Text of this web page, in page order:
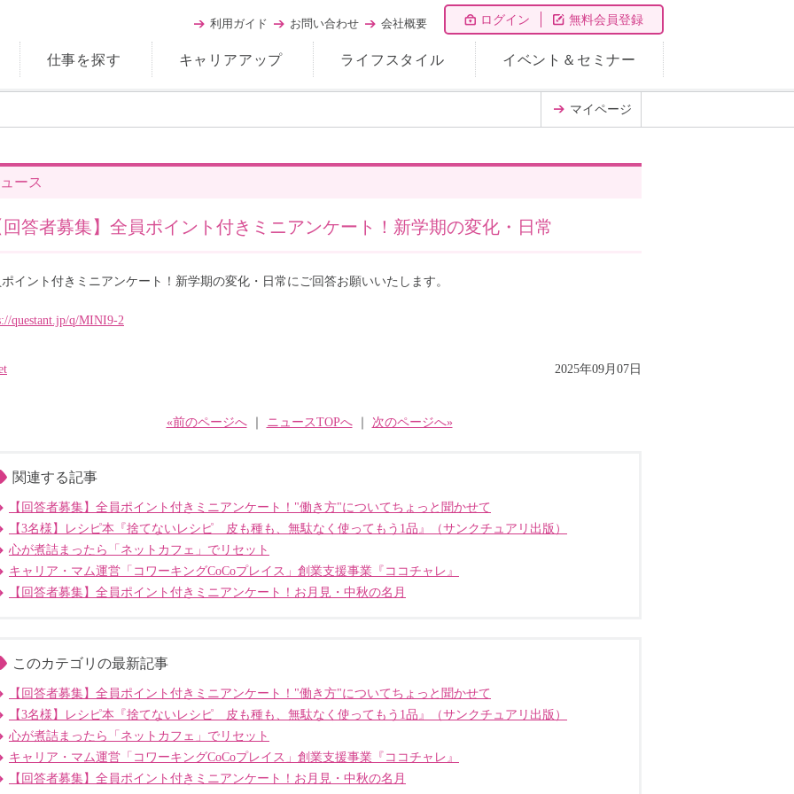
ログイン 無料会員登録
仕事を探す キャリアアップ ライフスタイル イベント＆セミナー
利用ガイド お問い合わせ 会社概要
マイページ
ース
回答者募集】全員ポイント付きミニアンケート！新学期の変化・日常
イント付きミニアンケート！新学期の変化・日常にご回答お願いいたします。
questant.jp/q/MINI9-2
2025年09月07日
«前のページへ｜ ニュースTOPへ｜ 次のページへ»
関連する記事
【回答者募集】全員ポイント付きミニアンケート！"働き方"についてちょっと聞かせて
【3名様】レシピ本『捨てないレシピ 皮も種も、無駄なく使ってもう1品』（サンクチュアリ出版）
心が煮詰まったら「ネットカフェ」でリセット
キャリア・マム運営「コワーキングCoCoプレイス」創業支援事業『ココチャレ』
【回答者募集】全員ポイント付きミニアンケート！お月見・中秋の名月
このカテゴリの最新記事
【回答者募集】全員ポイント付きミニアンケート！"働き方"についてちょっと聞かせて
【3名様】レシピ本『捨てないレシピ 皮も種も、無駄なく使ってもう1品』（サンクチュアリ出版）
心が煮詰まったら「ネットカフェ」でリセット
キャリア・マム運営「コワーキングCoCoプレイス」創業支援事業『ココチャレ』
【回答者募集】全員ポイント付きミニアンケート！お月見・中秋の名月